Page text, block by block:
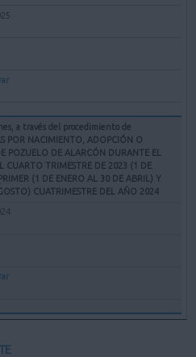
a través del procedimiento de
POR NACIMIENTO, ADOPCIÓN O
DE ALARCÓN DURANTE EL
CUARTO TRIMESTRE DE 2023 (1 DE
(1 DE ENERO AL 30 DE ABRIL) Y
CUATRIMESTRE DEL AÑO 2024